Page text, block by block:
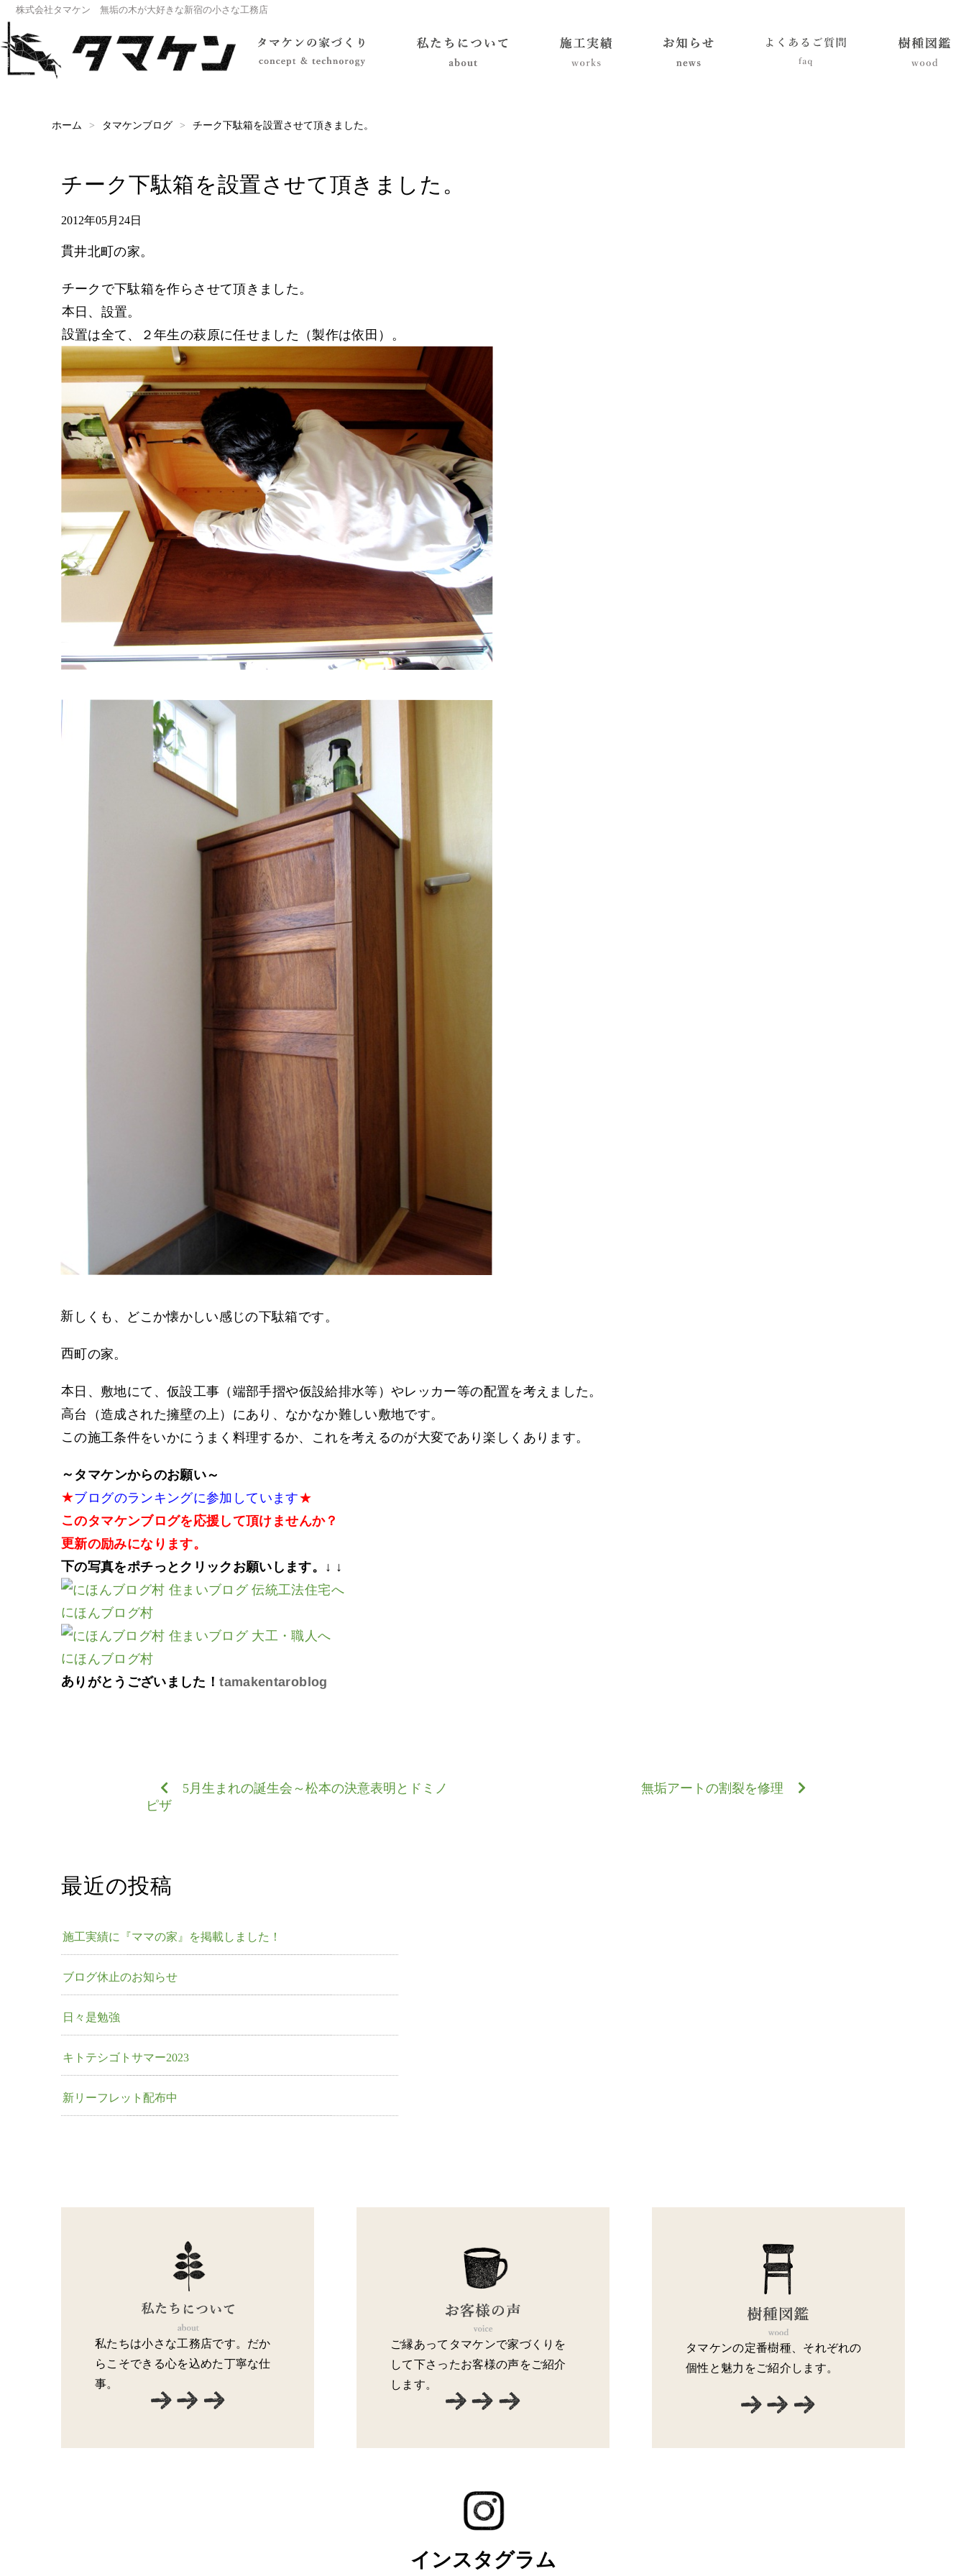
株式会社タマケン 無垢の木が大好きな新宿の小さな工務店
ホーム タマケンブログ チーク下駄箱を設置させて頂きました。
チーク下駄箱を設置させて頂きました。
2012年05月24日
貫井北町の家。
チークで下駄箱を作らさせて頂きました。
本日、設置。
設置は全て、２年生の萩原に任せました（製作は依田）。
新しくも、どこか懐かしい感じの下駄箱です。
西町の家。
本日、敷地にて、仮設工事（端部手摺や仮設給排水等）やレッカー等の配置を考えました。
高台（造成された擁壁の上）にあり、なかなか難しい敷地です。
この施工条件をいかにうまく料理するか、これを考えるのが大変であり楽しくあります。
～タマケンからのお願い～
★ブログのランキングに参加しています★
このタマケンブログを応援して頂けませんか？
更新の励みになります。
下の写真をポチっとクリックお願いします。 ↓ ↓
にほんブログ村
にほんブログ村
ありがとうございました！tamakentaroblog
5月生まれの誕生会～松本の決意表明とドミノ
ピザ
無垢アートの割裂を修理
最近の投稿
施工実績に『ママの家』を掲載しました！
ブログ休止のお知らせ
日々是勉強
キトテシゴトサマー2023
新リーフレット配布中
私たちは小さな工務店です。だか
らこそできる心を込めた丁寧な仕
事。
ご縁あってタマケンで家づくりを
して下さったお客様の声をご紹介
します。
タマケンの定番樹種、それぞれの
個性と魅力をご紹介します。
インスタグラム